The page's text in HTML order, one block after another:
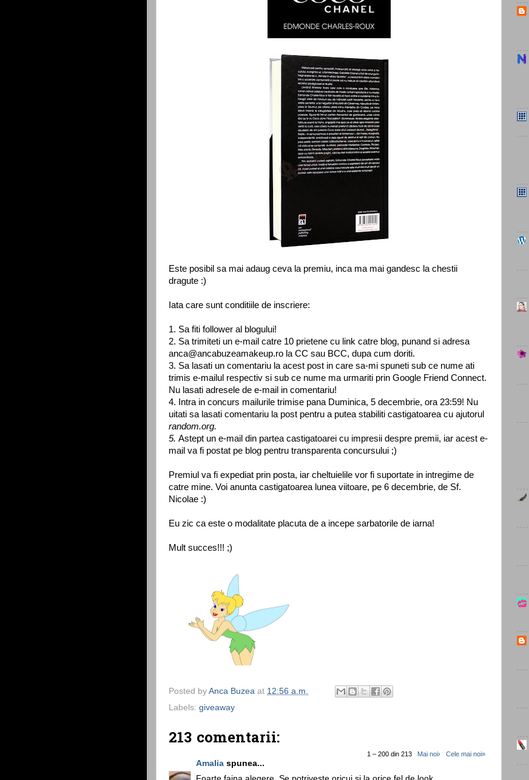
Este posibil sa mai adaug ceva la premiu, inca ma mai gandesc la chestii
dragute :)
Iata care sunt conditiile de inscriere:
1. Sa fiti follower al blogului!
2. Sa trimiteti un e-mail catre 10 prietene cu link catre blog, punand si adresa
anca@ancabuzeamakeup.ro la CC sau BCC, dupa cum doriti.
3. Sa lasati un comentariu la acest post in care sa-mi spuneti sub ce nume ati
trimis e-mailul respectiv si sub ce nume ma urmariti prin Google Friend Connect.
Nu lasati adresele de e-mail in comentariu!
4. Intra in concurs mailurile trimise pana Duminica, 5 decembrie, ora 23:59! Nu
uitati sa lasati comentariu la post pentru a putea stabiliti castigatoarea cu ajutorul
random.org.
5. Astept un e-mail din partea castigatoarei cu impresii despre premii, iar acest e-
mail va fi postat pe blog pentru transparenta concursului ;)
Premiul va fi expediat prin posta, iar cheltuielile vor fi suportate in intregime de
catre mine. Voi anunta castigatoarea lunea viitoare, pe 6 decembrie, de Sf.
Nicolae :)
Eu zic ca este o modalitate placuta de a incepe sarbatorile de iarna!
Mult succes!!! ;)
Posted by Anca Buzea at 12:56 a.m.
Labels: giveaway
213 comentarii:
1 – 200 din 213 Mai noi› Cele mai noi»
Amalia spunea...